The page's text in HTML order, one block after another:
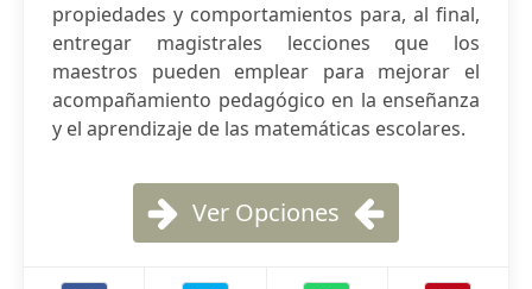
propiedades y comportamientos para, al final,
entregar magistrales lecciones que los
maestros pueden emplear para mejorar el
acompañamiento pedagógico en la enseñanza
y el aprendizaje de las matemáticas escolares.
Ver Opciones